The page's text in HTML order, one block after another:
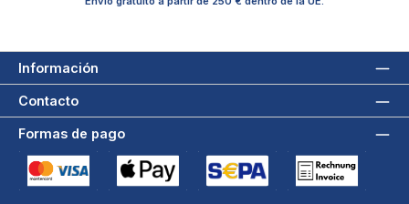
Información
Contacto
Formas de pago